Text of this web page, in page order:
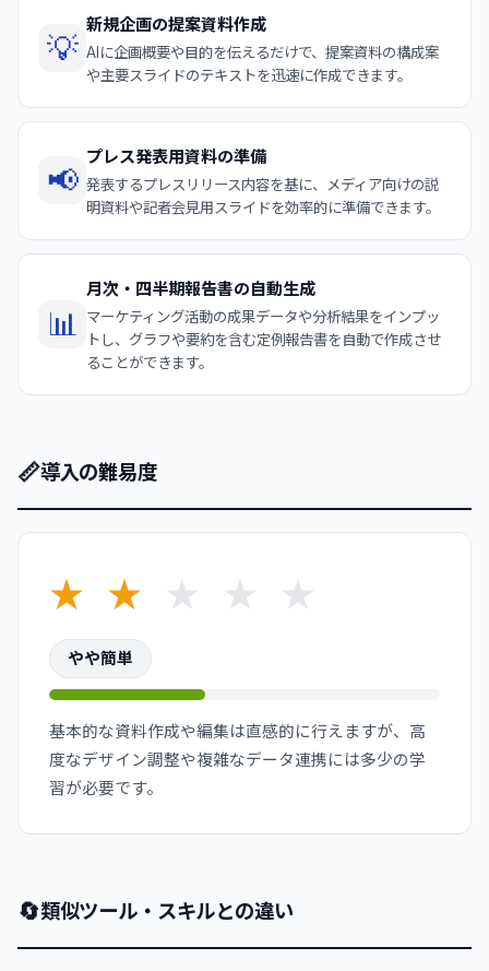
💡
新規企画の提案資料作成
AIに企画概要や目的を伝えるだけで、提案資料の構成案
や主要スライドのテキストを迅速に作成できます。
📢
プレス発表用資料の準備
発表するプレスリリース内容を基に、メディア向けの説
明資料や記者会見用スライドを効率的に準備できます。
📊
月次・四半期報告書の自動生成
マーケティング活動の成果データや分析結果をインプッ
トし、グラフや要約を含む定例報告書を自動で作成させ
ることができます。
📏導入の難易度
★ ★ ★ ★ ★
やや簡単
基本的な資料作成や編集は直感的に行えますが、高
度なデザイン調整や複雑なデータ連携には多少の学
習が必要です。
🔄類似ツール・スキルとの違い